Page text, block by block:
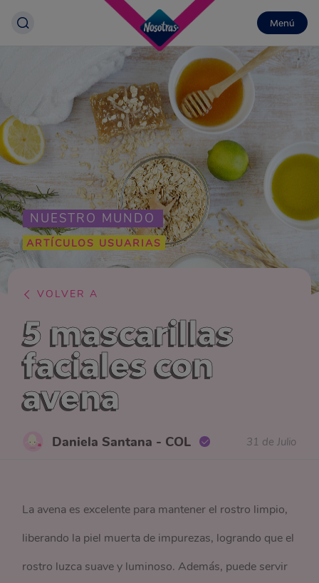
Menú
NUESTRO MUNDO
ARTÍCULOS USUARIAS
VOLVER A
5 mascarillas
faciales con
avena
Daniela Santana - COL 31 de Julio
La avena es excelente para mantener el rostro limpio,
liberando la piel muerta de impurezas, logrando que el
rostro luzca suave y luminoso. Además, puede servir